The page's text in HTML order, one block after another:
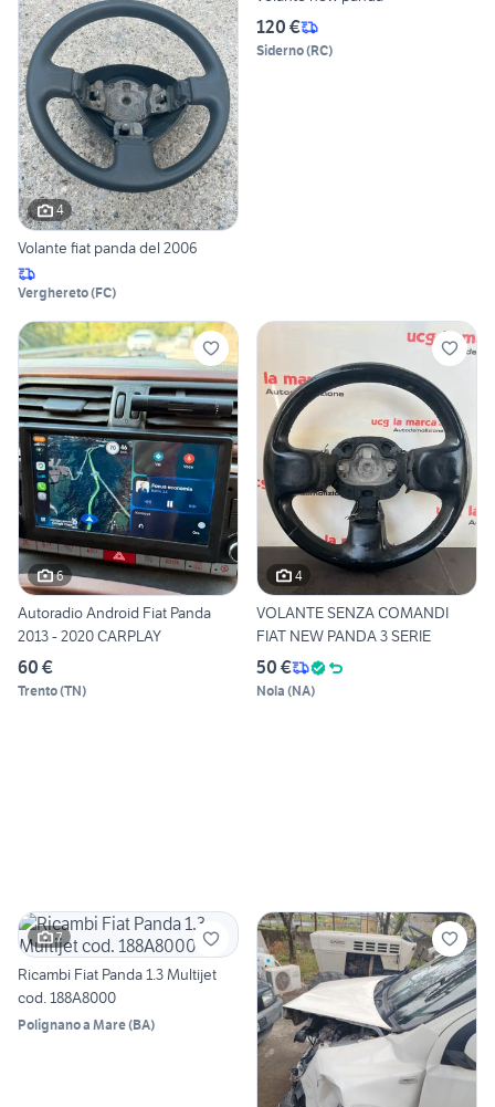
4
Volante fiat panda del 2006
Verghereto(FC)
120 €
Siderno(RC)
6
Autoradio Android Fiat Panda
2013 - 2020 CARPLAY
60 €
Trento(TN)
4
VOLANTE SENZA COMANDI
FIAT NEW PANDA 3 SERIE
50 €
Nola (NA)
7
Ricambi Fiat Panda 1.3 Multijet
cod. 188A8000
Polignano a Mare(BA)